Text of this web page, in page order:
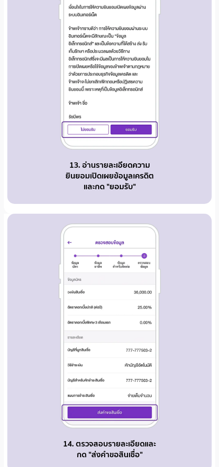
13. อ่านรายละเอียดความ
ยินยอมเปิดเผยข้อมูลเครดิต
และกด "ยอมรับ"
14. ตรวจสอบรายละเอียดและ
กด "ส่งคำขอสินเชื่อ"